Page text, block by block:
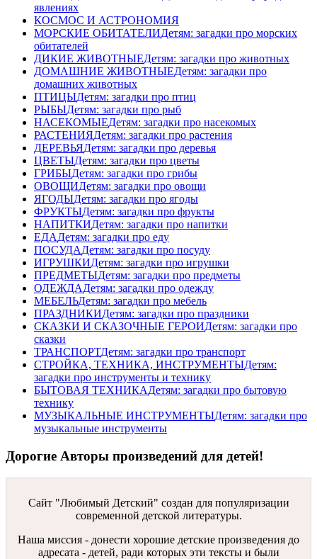
явлениях
КОСМОС И АСТРОНОМИЯ
МОРСКИЕ ОБИТАТЕЛИДетям: загадки про морских
обитателей
ДИКИЕ ЖИВОТНЫЕДетям: загадки про животных
ДОМАШНИЕ ЖИВОТНЫЕДетям: загадки про
домашних животных
ПТИЦЫДетям: загадки про птиц
РЫБЫДетям: загадки про рыб
НАСЕКОМЫЕДетям: загадки про насекомых
РАСТЕНИЯДетям: загадки про растения
ДЕРЕВЬЯДетям: загадки про деревья
ЦВЕТЫДетям: загадки про цветы
ГРИБЫДетям: загадки про грибы
ОВОЩИДетям: загадки про овощи
ЯГОДЫДетям: загадки про ягоды
ФРУКТЫДетям: загадки про фрукты
НАПИТКИДетям: загадки про напитки
ЕДАДетям: загадки про еду
ПОСУДАДетям: загадки про посуду
ИГРУШКИДетям: загадки про игрушки
ПРЕДМЕТЫДетям: загадки про предметы
ОДЕЖДАДетям: загадки про одежду
МЕБЕЛЬДетям: загадки про мебель
ПРАЗДНИКИДетям: загадки про праздники
СКАЗКИ И СКАЗОЧНЫЕ ГЕРОИДетям: загадки про
сказки
ТРАНСПОРТДетям: загадки про транспорт
СТРОЙКА, ТЕХНИКА, ИНСТРУМЕНТЫДетям:
загадки про инструменты и технику
БЫТОВАЯ ТЕХНИКАДетям: загадки про бытовую
технику
МУЗЫКАЛЬНЫЕ ИНСТРУМЕНТЫДетям: загадки про
музыкальные инструменты
Дорогие Авторы произведений для детей!
Сайт "Любимый Детский" создан для популяризации
современной детской литературы.
Наша миссия - донести хорошие детские произведения до
адресата - детей, ради которых эти тексты и были